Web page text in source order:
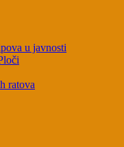
u javnosti
ratova